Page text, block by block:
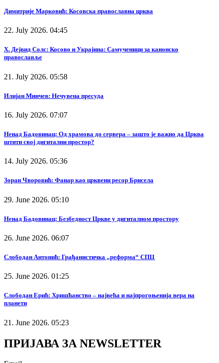
Димитрије Марковић: Косовска православна црква
22. July 2026. 04:45
Х. Дејвид Солс: Косово и Украјина: Самученици за канонско
православље
21. July 2026. 05:58
Илијан Минчев: Нечувена пресуда
16. July 2026. 07:07
Ненад Бадовинац: Од храмова до сервера – зашто је важно да Црква
штити свој дигитални простор?
14. July 2026. 05:36
Зоран Чворовић: Фанар као црквени ресор Брисела
29. June 2026. 05:10
Ненад Бадовинац: Безбедност Цркве у дигиталном простору
26. June 2026. 06:07
Слободан Антонић: Грађанистичка „реформа“ СПЦ
25. June 2026. 01:25
Слободан Ерић: Хришћанство – највећа и најпрогоњенија вера на
планети
21. June 2026. 05:23
ПРИЈАВА ЗА NEWSLETTER